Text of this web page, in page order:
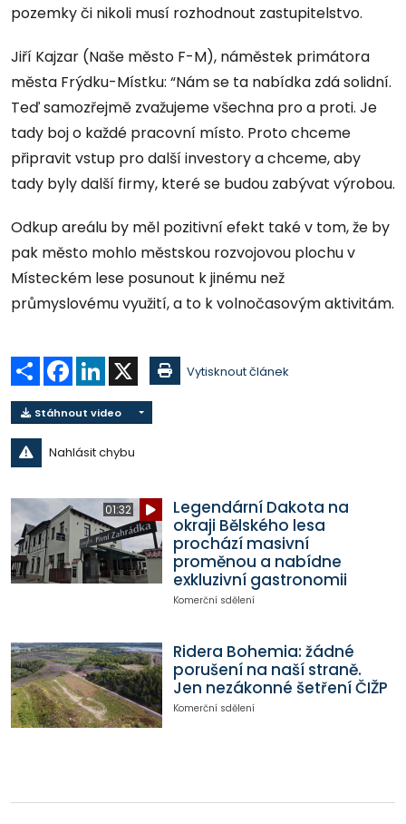
pozemky či nikoli musí rozhodnout zastupitelstvo.
Jiří Kajzar (Naše město F-M), náměstek primátora
města Frýdku-Místku: “Nám se ta nabídka zdá solidní.
Teď samozřejmě zvažujeme všechna pro a proti. Je
tady boj o každé pracovní místo. Proto chceme
připravit vstup pro další investory a chceme, aby
tady byly další firmy, které se budou zabývat výrobou.
Odkup areálu by měl pozitivní efekt také v tom, že by
pak město mohlo městskou rozvojovou plochu v
Místeckém lese posunout k jinému než
průmyslovému využití, a to k volnočasovým aktivitám.
Sdílet Facebook
LinkedIn Vytisknout článek
Stáhnout video
Nahlásit chybu
01:32
Legendární Dakota na
okraji Bělského lesa
prochází masivní
proměnou a nabídne
exkluzivní gastronomii
Komerční sdělení
Ridera Bohemia: žádné
porušení na naší straně.
Jen nezákonné šetření ČIŽP
Komerční sdělení